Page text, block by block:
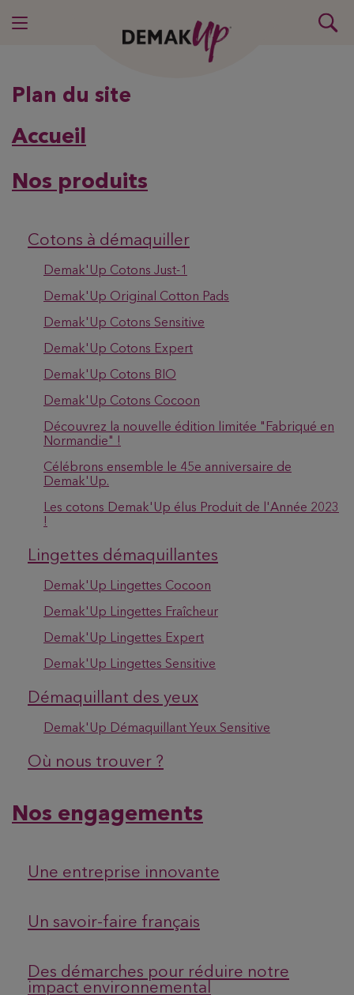
Plan du site
Accueil
Nos produits
Cotons à démaquiller
Demak'Up Cotons Just-1
Demak'Up Original Cotton Pads
Demak'Up Cotons Sensitive
Demak'Up Cotons Expert
Demak'Up Cotons BIO
Demak'Up Cotons Cocoon
Découvrez la nouvelle édition limitée "Fabriqué en
Normandie" !
Célébrons ensemble le 45e anniversaire de
Demak'Up.
Les cotons Demak'Up élus Produit de l'Année 2023
!
Lingettes démaquillantes
Demak'Up Lingettes Cocoon
Demak'Up Lingettes Fraîcheur
Demak'Up Lingettes Expert
Demak'Up Lingettes Sensitive
Démaquillant des yeux
Demak'Up Démaquillant Yeux Sensitive
Où nous trouver ?
Nos engagements
Une entreprise innovante
Un savoir-faire français
Des démarches pour réduire notre
impact environnemental